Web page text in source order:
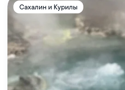
Сахалин и Курилы